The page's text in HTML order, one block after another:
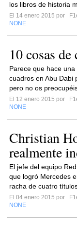
los libros de historia
El 14 enero 2015 por
NONE
10 cosas
Parece que hace
cuadros en Abu Dabi
pero no os
El 12 enero 2015 por
NONE
Christian
realmente
El jefe del equipo
que logró Mercedes
racha de cuatro
El 04 enero 2015 por
NONE